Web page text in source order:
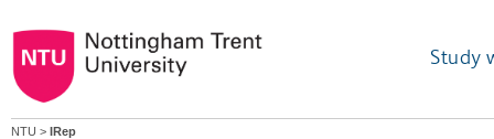
Study
NTU > IRep